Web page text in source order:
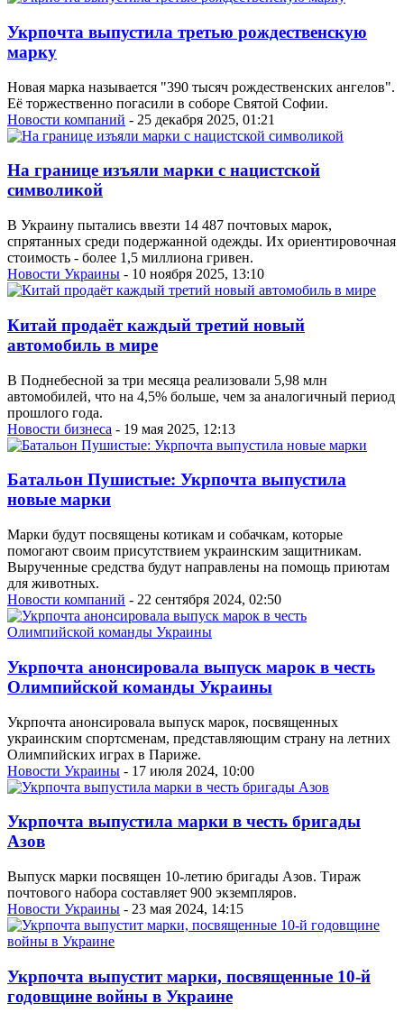
Укрпочта выпустила третью рождественскую
марку
Новая марка называется "390 тысяч рождественских ангелов".
Её торжественно погасили в соборе Святой Софии.
Новости компаний - 25 декабря 2025, 01:21
На границе изъяли марки с нацистской
символикой
В Украину пытались ввезти 14 487 почтовых марок,
спрятанных среди подержанной одежды. Их ориентировочная
стоимость - более 1,5 миллиона гривен.
Новости Украины - 10 ноября 2025, 13:10
Китай продаёт каждый третий новый
автомобиль в мире
В Поднебесной за три месяца реализовали 5,98 млн
автомобилей, что на 4,5% больше, чем за аналогичный период
прошлого года.
Новости бизнеса - 19 мая 2025, 12:13
Батальон Пушистые: Укрпочта выпустила
новые марки
Марки будут посвящены котикам и собачкам, которые
помогают своим присутствием украинским защитникам.
Вырученные средства будут направлены на помощь приютам
для животных.
Новости компаний - 22 сентября 2024, 02:50
Укрпочта анонсировала выпуск марок в честь
Олимпийской команды Украины
Укрпочта анонсировала выпуск марок, посвященных
украинским спортсменам, представляющим страну на летних
Олимпийских играх в Париже.
Новости Украины - 17 июля 2024, 10:00
Укрпочта выпустила марки в честь бригады
Азoв
Выпуск марки посвящен 10-летию бригады Азов. Тираж
почтового набора составляет 900 экземпляров.
Новости Украины - 23 мая 2024, 14:15
Укрпочта выпустит марки, посвященные 10-й
годовщине войны в Украине